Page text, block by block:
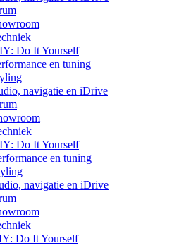
Do It Yourself
en tuning
navigatie en iDrive
Do It Yourself
en tuning
navigatie en iDrive
Do It Yourself